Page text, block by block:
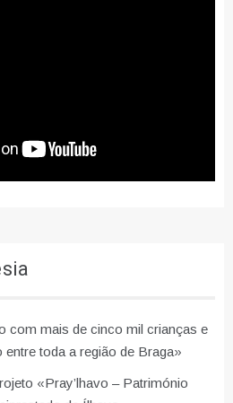
com mais de cinco mil crianças e
toda a região de Braga»
«Pray’lhavo – Património